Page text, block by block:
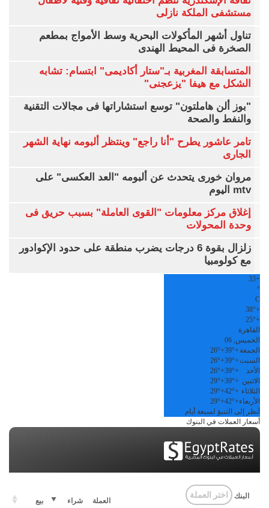
مستشفى الملكة نازلى
تناول أشهر المأكولات البحرية وسط الأمواج بمطعم
الصخرة فى المحيط الهندى
المتسابقة المغربية بـ"ستار أكاديمى" ابتسام: تشابه
الشكل مع هيفا "يزعجنى"
"بوز ألن هاملتون" توسع استشاراتها فى مجالات التقنية
والنفط والصحة
تامر عاشور يطرح "أنا راجع" وينتظر ألبومه نهاية الشهر
الجارى
مروان خورى يتحدث عن ألبومه "العد العكسى" على
mtv اليوم
إغلاق مركز معلومات "القوى العاملة" بسبب حريق فى
وحدة المحولات
زلزال بقوة 6 درجات يضرب منطقة على حدود الإكوادور
مع كولومبيا
+
33
°
C
+
38°
+
25°
القاهرة
الخميس, 06
الجمعة +
39°
+
26°
السبت+
39°
+
26°
الأحد
+
39°
+
26°
الاثنين +
39°
+
29°
الثلاثاء +
42°
+
29°
الأربعاء+
42°
+
29°
أنظر إلى التنبؤ لسبعة أيام
أسعار العملات في البنوك